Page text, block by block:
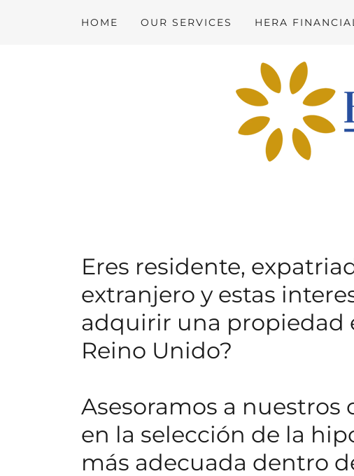
HOME OUR SERVICES HERA
Eres residente,
extranjero y estas
adquirir una propiedad
Reino Unido?
Asesoramos a nuestros
en la selección de la
más adecuada dentro